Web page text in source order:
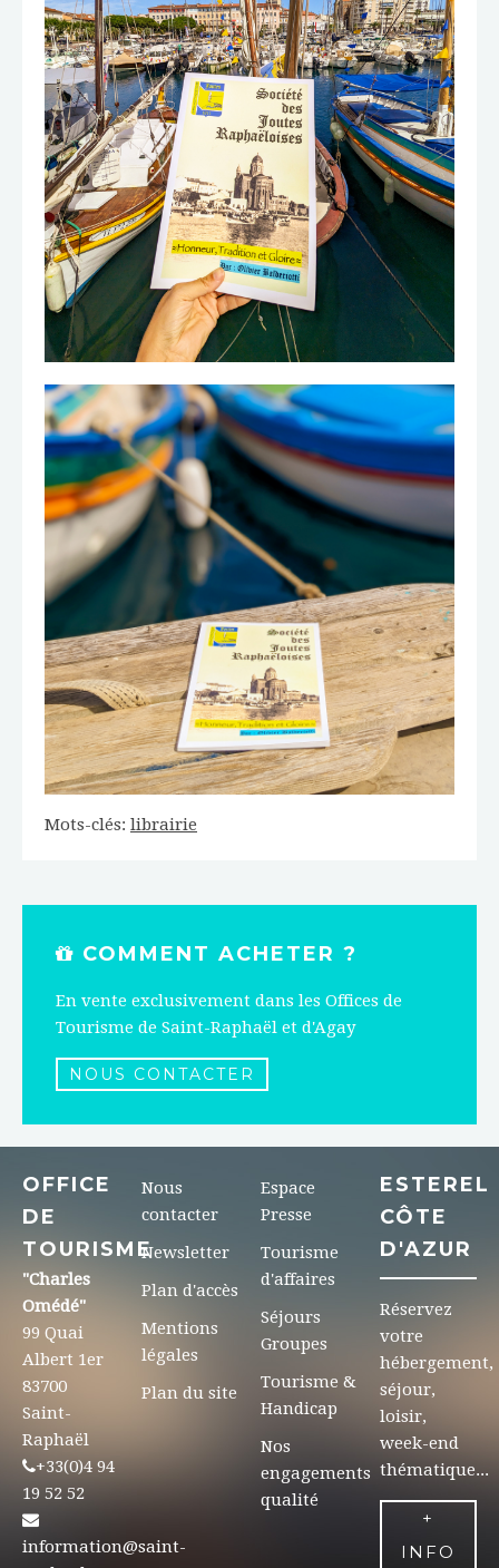
Mots-clés: librairie
COMMENT ACHETER ?
En vente exclusivement dans les Offices de
Tourisme de Saint-Raphaël et d'Agay
NOUS CONTACTER
OFFICE
DE
TOURISME
"Charles
Omédé"
99 Quai
Albert 1er
83700
Saint-
Raphaël
+33(0)4 94
19 52 52
information@saint-
Nous
contacter
Newsletter
Plan d'accès
Mentions
légales
Plan du site
Espace
Presse
Tourisme
d'affaires
Séjours
Groupes
Tourisme &
Handicap
Nos
engagements
qualité
ESTEREL
CÔTE
D'AZUR
Réservez
votre
hébergement,
séjour,
loisir,
week-end
thématique...
+
INFO